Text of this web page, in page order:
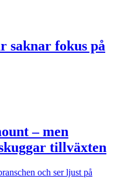
saknar fokus på
– men
tillväxten
och ser ljust på